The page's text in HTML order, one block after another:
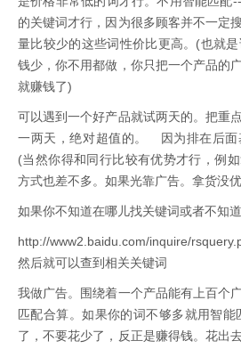
的关键词才行，因为很多顾客并不一定
量比较少的这些词性价比更高。(也就
钱少，你不用都做，你只把一个产品的
就赚钱了)
可以遇到一个好产品就试两天的。把重
一两天，绝对超值的。 因为排在后面
(当然你得和同行比较有优势才行，例
方式也差不多。如果光靠广告。拿货没优
如果你不知道在哪儿找关键词或者不知
http://www2.baidu.com/inquire/
然后就可以查到相关关键词
我做广告。围绕着一个产品能有上百个
匹配合算。如果你的词不够多就用智
了，不要花少了，反正是赚得钱。花出